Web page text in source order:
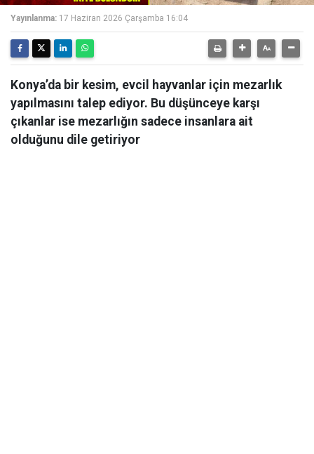
Yayınlanma: 17 Haziran 2026 Çarşamba 16:04
Konya’da bir kesim, evcil hayvanlar için mezarlık
yapılmasını talep ediyor. Bu düşünceye karşı
çıkanlar ise mezarlığın sadece insanlara ait
olduğunu dile getiriyor